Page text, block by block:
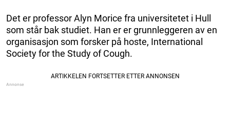
Det er professor Alyn Morice fra universitetet i Hull
som står bak studiet. Han er er grunnleggeren av en
organisasjon som forsker på hoste, International
Society for the Study of Cough.